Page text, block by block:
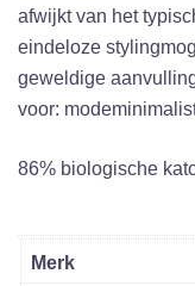
afwijkt van het
eindeloze
geweldige
voor:
86% biologische
Merk